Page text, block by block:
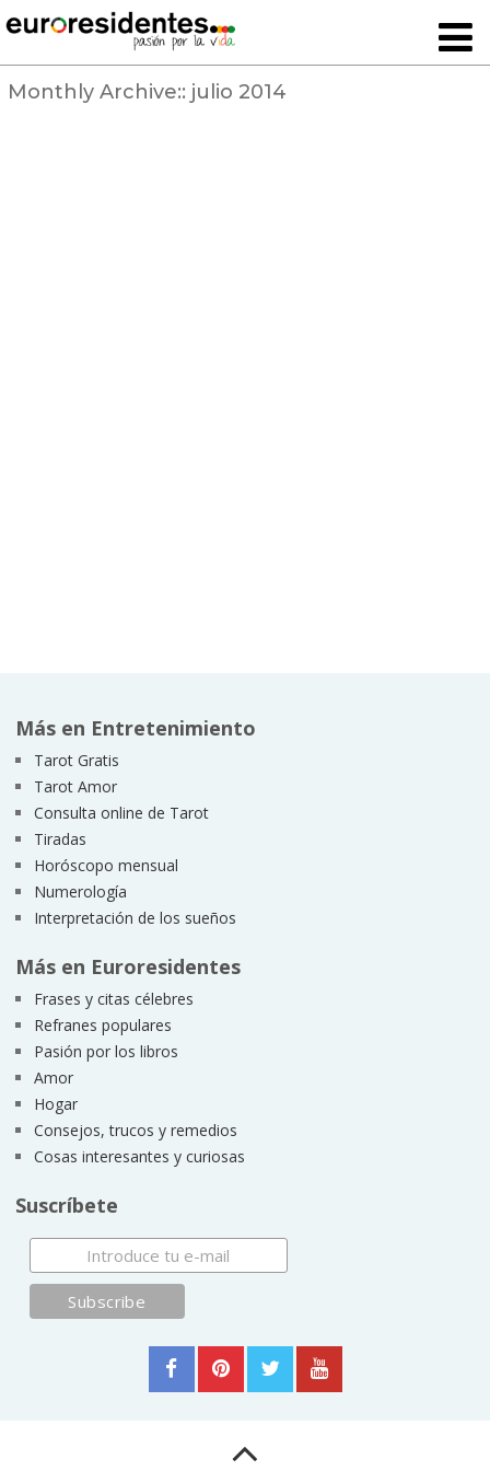
Monthly Archive:: julio 2014
Más en Entretenimiento
Tarot Gratis
Tarot Amor
Consulta online de Tarot
Tiradas
Horóscopo mensual
Numerología
Interpretación de los sueños
Más en Euroresidentes
Frases y citas célebres
Refranes populares
Pasión por los libros
Amor
Hogar
Consejos, trucos y remedios
Cosas interesantes y curiosas
Suscríbete